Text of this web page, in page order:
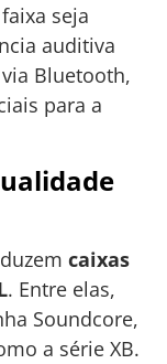
seja
auditiva
Bluetooth,
para a
caixas
. Entre elas,
Soundcore,
a série XB.